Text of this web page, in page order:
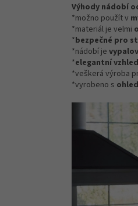
Výhody nádobí
*možno použít v
*materiál je velmi
*bezpečné pro
*nádobí je
*elegantní vzhled
*veškerá výroba
*vyrobeno s